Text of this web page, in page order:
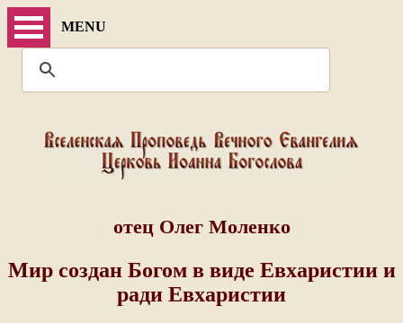
MENU
отец Олег Моленко
Мир создан Богом в виде Евхаристии и
ради Евхаристии